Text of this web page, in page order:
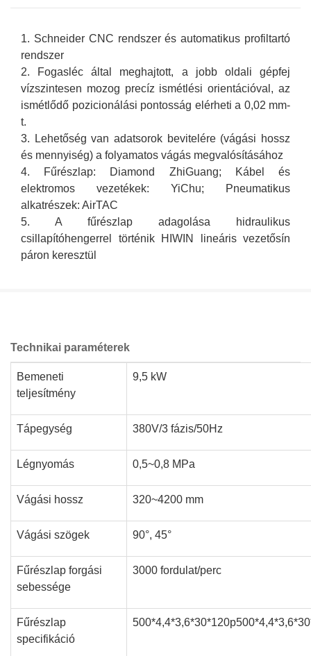
1. Schneider CNC rendszer és automatikus profiltartó
rendszer
2. Fogasléc által meghajtott, a jobb oldali gépfej
vízszintesen mozog precíz ismétlési orientációval, az
ismétlődő pozicionálási pontosság elérheti a 0,02 mm-
t.
3. Lehetőség van adatsorok bevitelére (vágási hossz
és mennyiség) a folyamatos vágás megvalósításához
4. Fűrészlap: Diamond ZhiGuang; Kábel és
elektromos vezetékek: YiChu; Pneumatikus
alkatrészek: AirTAC
5. A fűrészlap adagolása hidraulikus
csillapítóhengerrel történik HIWIN lineáris vezetősín
páron keresztül
Technikai paraméterek
Bemeneti
teljesítmény
9,5 kW
Tápegység 380V/3 fázis/50Hz
Légnyomás 0,5~0,8 MPa
Vágási hossz 320~4200 mm
Vágási szögek 90°, 45°
Fűrészlap forgási
sebessége
3000 fordulat/perc
Fűrészlap
specifikáció